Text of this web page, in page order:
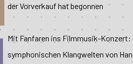
der Vorverkauf hat begonnen
Mit Fanfaren ins Filmmusik-Konzert:
symphonischen Klangwelten von